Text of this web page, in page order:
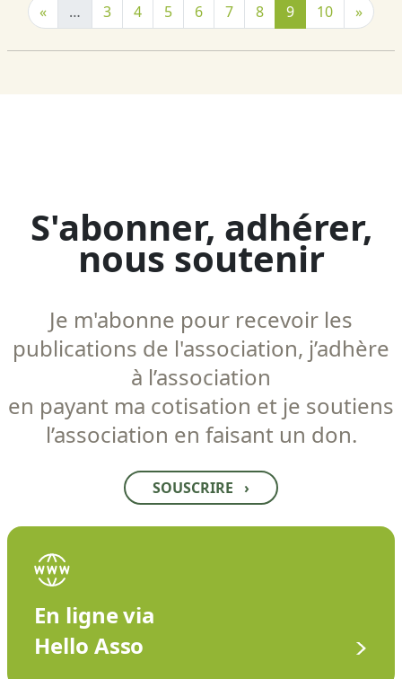
« … 3 4 5 6 7 8 9 10 »
S'abonner, adhérer,
nous soutenir
Je m'abonne pour recevoir les
publications de l'association, j’adhère
à l’association
en payant ma cotisation et je soutiens
l’association en faisant un don.
SOUSCRIRE ›
En ligne via
Hello Asso